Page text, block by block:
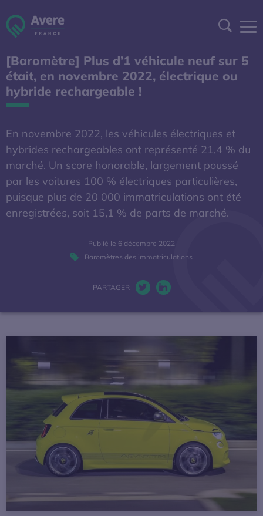
AFIREV
BAROMÈTRE EXPERTS'OUVRE DANS UNE
A DÉCOUVRIR
ESPACE ADHÉRENT
DEVENIR ADHÉRENT
Actualités
Espace presse
[Baromètre] Plus d’1 véhicule neuf sur 5
était, en novembre 2022, électrique ou
hybride rechargeable !
En novembre 2022, les véhicules électriques et
hybrides rechargeables ont représenté 21,4 % du
marché. Un score honorable, largement poussé
par les voitures 100 % électriques particulières,
puisque plus de 20 000 immatriculations ont été
enregistrées, soit 15,1 % de parts de marché.
Publié le 6 décembre 2022
Baromètres des immatriculations
PARTAGER